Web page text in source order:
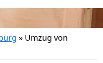
» Umzug von